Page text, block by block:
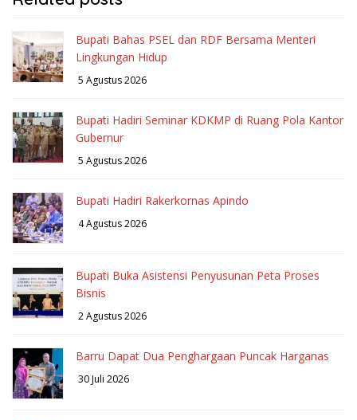
Bupati Bahas PSEL dan RDF Bersama Menteri
Lingkungan Hidup
5 Agustus 2026
Bupati Hadiri Seminar KDKMP di Ruang Pola Kantor
Gubernur
5 Agustus 2026
Bupati Hadiri Rakerkornas Apindo
4 Agustus 2026
Bupati Buka Asistensi Penyusunan Peta Proses
Bisnis
2 Agustus 2026
Barru Dapat Dua Penghargaan Puncak Harganas
30 Juli 2026